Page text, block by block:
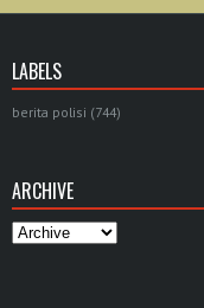
LABELS
berita polisi (744)
ARCHIVE